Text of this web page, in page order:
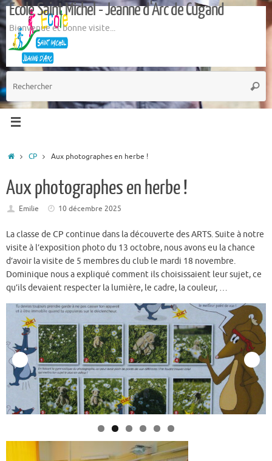
Passer
au
contenu
Ecole Saint Michel - Jeanne d'Arc de Cugand
Bienvenue et bonne visite...
:
Accueil
CP Aux photographes en herbe !
Aux photographes en herbe !
Emilie 10 décembre 2025
La classe de CP continue dans la découverte des ARTS. Suite à notre
visite à l’exposition photo du 13 octobre, nous avons eu la chance
d’avoir la visite de 5 membres du club le mardi 18 novembre.
Dominique nous a expliqué comment ils choisissaient leur sujet, ce
qu’ils devaient respecter la lumière, le cadre, la couleur, …